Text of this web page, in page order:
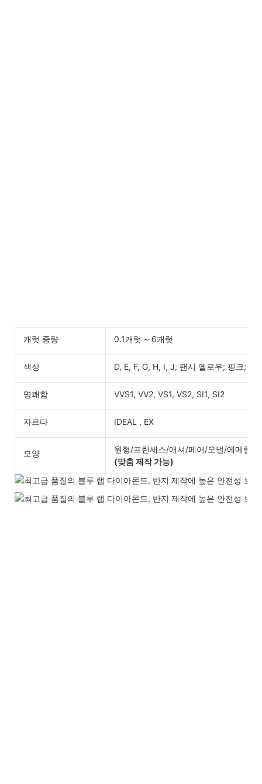
캐럿 중량 0.1캐럿 ~ 6캐럿
색상 D, E, F, G, H, I, J; 팬시 옐로우; 핑크; 블
명쾌함 VVS1, VV2, VS1, VS2, SI1, SI2
자르다 IDEAL , EX
모양
원형/프린세스/애셔/페어/오벌/에메랄
(맞춤 제작 가능)